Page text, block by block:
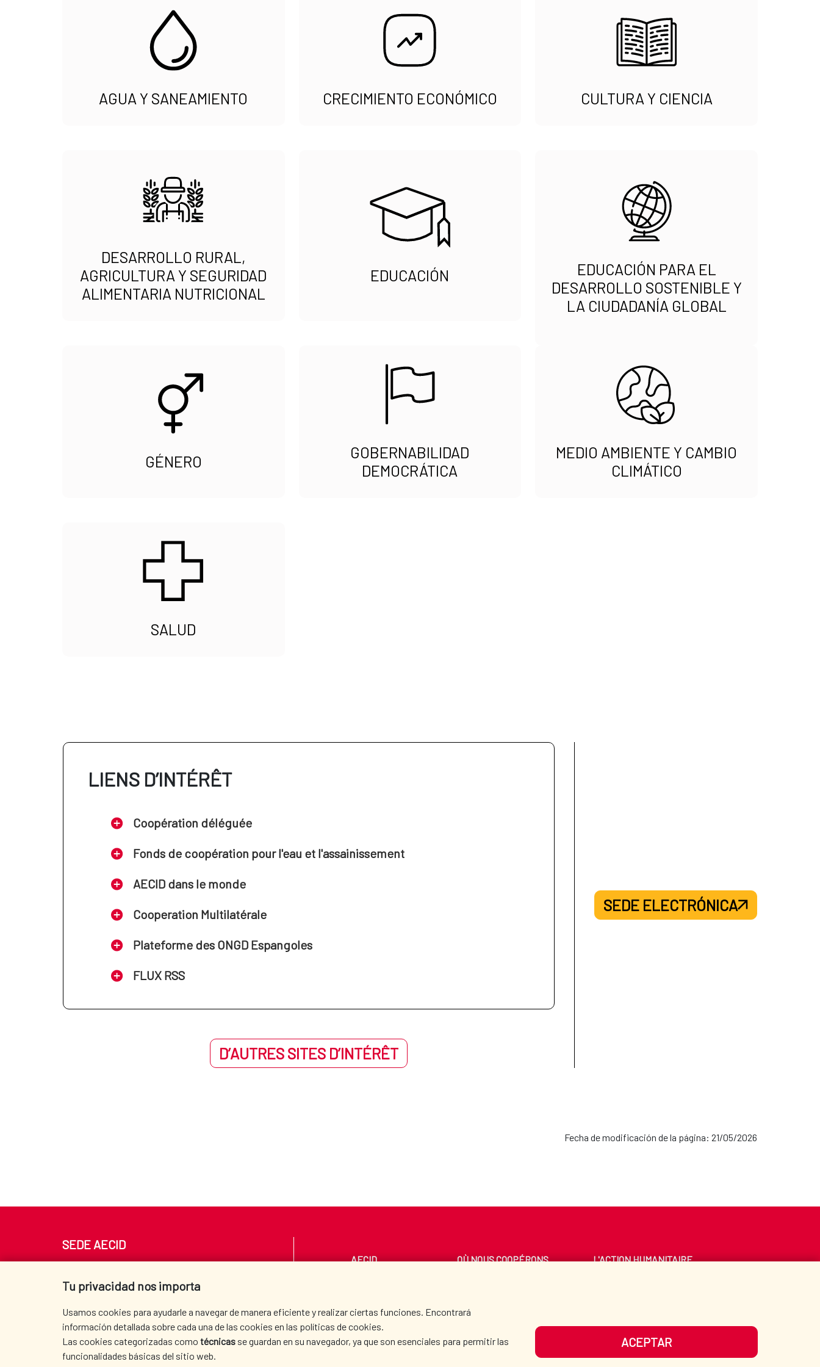
AGUA Y SANEAMIENTO CRECIMIENTO ECONÓMICO CULTURA Y CIENCIA
DESARROLLO RURAL,
AGRICULTURA Y SEGURIDAD
ALIMENTARIA NUTRICIONAL
EDUCACIÓN
EDUCACIÓN PARA EL
DESARROLLO SOSTENIBLE Y
LA CIUDADANÍA GLOBAL
GÉNERO
GOBERNABILIDAD
DEMOCRÁTICA
MEDIO AMBIENTE Y CAMBIO
CLIMÁTICO
SALUD
LIENS D’INTÉRÊT
Coopération déléguée
Fonds de coopération pour l'eau et l'assainissement
AECID dans le monde
Cooperation Multilatérale
Plateforme des ONGD Espangoles
FLUX RSS
D’AUTRES SITES D’INTÉRÊT
SEDE ELECTRÓNICA
Fecha de modificación de la página: 21/05/2026
Tu privacidad nos importa
Usamos cookies para ayudarle a navegar de manera eficiente y realizar ciertas funciones. Encontrará
información detallada sobre cada una de las cookies en las políticas de cookies.
Las cookies categorizadas como técnicas se guardan en su navegador, ya que son esenciales para permitir las
funcionalidades básicas del sitio web.
ACEPTAR
SEDE AECID
Tel. +34 900 20 30 54​​​​​​​
AECID OÙ NOUS COOPÉRONS
L'ACTION HUMANITAIRE
SALLE DE PRESSE CULTURE ET SCIENCE
NOS RÉSEAUX SOCIAUX